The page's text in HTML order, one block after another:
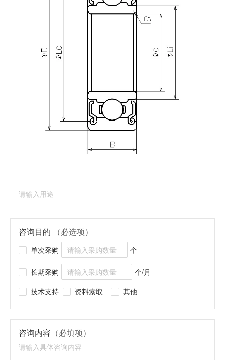
需要更多关于L-1060DD的详细信息？
请填写表格，与美蓓亚三美的产品专家取得联系。
深沟球轴承（基本型）产品型号：
咨询目的 （必选项）
单次采购 个
长期采购
个/月
技术支持
资料索取 其他
咨询内容 （必填项）